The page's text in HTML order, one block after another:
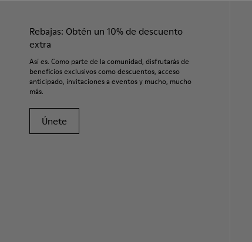
Rebajas: Obtén un 10% de descuento
extra
Así es. Como parte de la comunidad, disfrutarás de
beneficios exclusivos como descuentos, acceso
anticipado, invitaciones a eventos y mucho, mucho
más.
Únete